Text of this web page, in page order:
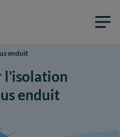
enduit
l’isolation
enduit